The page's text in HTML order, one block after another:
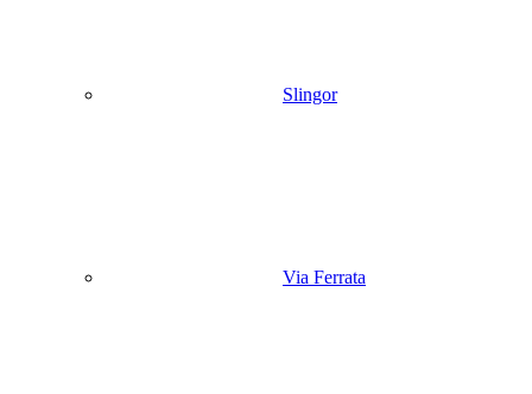
Slingor
Via Ferrata